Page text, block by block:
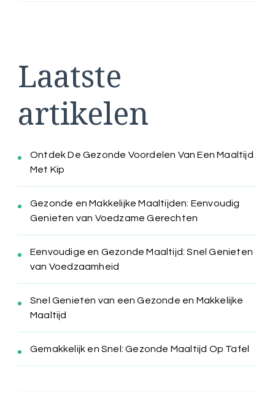
Laatste
artikelen
Ontdek De Gezonde Voordelen Van Een Maaltijd
Met Kip
Gezonde en Makkelijke Maaltijden: Eenvoudig
Genieten van Voedzame Gerechten
Eenvoudige en Gezonde Maaltijd: Snel Genieten
van Voedzaamheid
Snel Genieten van een Gezonde en Makkelijke
Maaltijd
Gemakkelijk en Snel: Gezonde Maaltijd Op Tafel